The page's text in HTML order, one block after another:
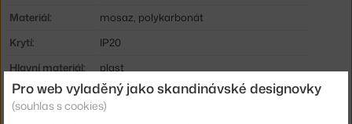
Materiál:
mosaz, polykarbonát
Krytí:
IP20
Hlavní materiál:
plast
Světelný tok:
225 lm
Pro web vyladěný jako skandinávské designovky
(souhlas s cookies)